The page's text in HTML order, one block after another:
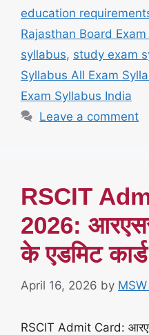
education
Rajasthan Board
syllabus, study exam
Syllabus All Exam
Exam Syllabus India
Leave a comment
RSCIT
2026:
के एडमिट कार्ड
April 16, 2026 by
RSCIT Admit Card: